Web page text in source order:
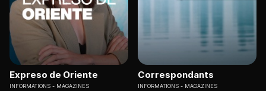
Expreso de Oriente
INFORMATIONS MAGAZINES
Correspondants
INFORMATIONS MAGAZINES